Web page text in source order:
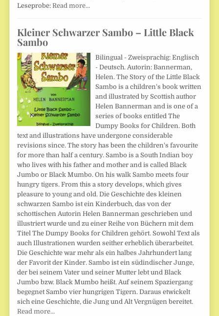
Leseprobe: Read more…
Kleiner Schwarzer Sambo – Little Black
Sambo
Bilingual - Zweisprachig: Englisch
- Deutsch. Autorin: Bannerman,
Helen. The Story of the Little Black
Sambo is a children's book written
and illustrated by Scottish author
Helen Bannerman and is one of a
series of books entitled The
Dumpy Books for Children. Both
text and illustrations have undergone considerable
revisions since. The story has been the children's favourite
for more than half a century. Sambo is a South Indian boy
who lives with his father and mother and is called Black
Jumbo or Black Mumbo. On his walk Sambo meets four
hungry tigers. From this a story develops, which gives
pleasure to young and old. Die Geschichte des kleinen
schwarzen Sambo ist ein Kinderbuch, das von der
schottischen Autorin Helen Bannerman geschrieben und
illustriert wurde und zu einer Reihe von Büchern mit dem
Titel The Dumpy Books for Children gehört. Sowohl Text als
auch Illustrationen wurden seither erheblich überarbeitet.
Die Geschichte war mehr als ein halbes Jahrhundert lang
der Favorit der Kinder. Sambo ist ein südindischer Junge,
der bei seinem Vater und seiner Mutter lebt und Black
Jumbo bzw. Black Mumbo heißt. Auf seinem Spaziergang
begegnet Sambo vier hungrigen Tigern. Daraus etwickelt
sich eine Geschichte, die Jung und Alt Vergnügen bereitet.
Read more…